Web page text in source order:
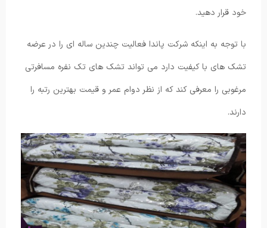
خود قرار دهید.
با توجه به اینکه شرکت پاندا فعالیت چندین ساله ای را در عرضه
تشک های با کیفیت دارد می ‌تواند تشک های تک نفره مسافرتی
مرغوبی را معرفی کند که از نظر دوام عمر و قیمت بهترین رتبه را
دارند.